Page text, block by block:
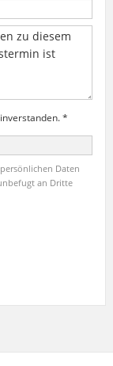
*
Daten
an Dritte